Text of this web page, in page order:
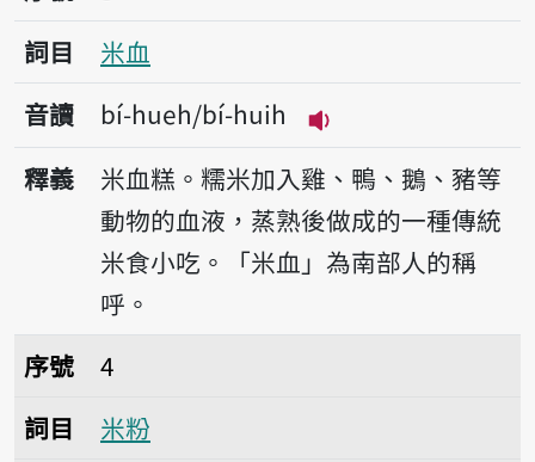
詞目
米血
音讀
bí-hueh/bí-huih
播放音讀bí-hueh/
釋義
米血糕。糯米加入雞、鴨、鵝、豬等
動物的血液，蒸熟後做成的一種傳統
米食小吃。「米血」為南部人的稱
呼。
序號4米粉
序號
4
詞目
米粉